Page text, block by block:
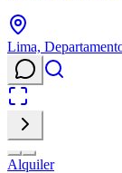
Lima,
Alquiler